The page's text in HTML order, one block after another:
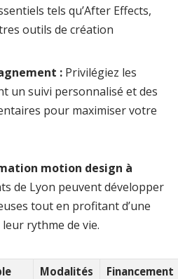
tels qu’After Effects,
outils de création
: Privilégiez les
un suivi personnalisé et des
pour maximiser votre
motion design à
de Lyon peuvent développer
tout en profitant d’une
rythme de vie.
Modalités Financement